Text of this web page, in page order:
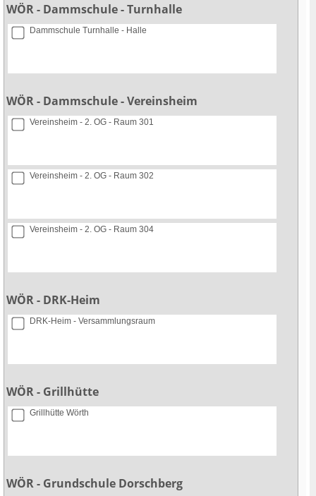
WÖR - Dammschule - Turnhalle
Dammschule Turnhalle - Halle
WÖR - Dammschule - Vereinsheim
Vereinsheim - 2. OG - Raum 301
Vereinsheim - 2. OG - Raum 302
Vereinsheim - 2. OG - Raum 304
WÖR - DRK-Heim
DRK-Heim - Versammlungsraum
WÖR - Grillhütte
Grillhütte Wörth
WÖR - Grundschule Dorschberg